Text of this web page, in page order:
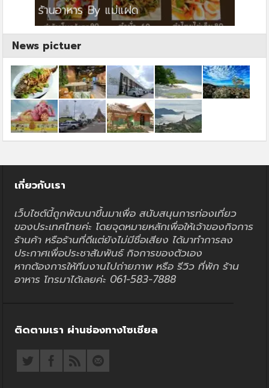
ร้านอาหาร By แม่แฝด
News pictuer
เกี่ยวกับเรา
เว็บไซต์นี้ถูกพัฒนาขึ้นมาเพื่อ สนับสนุนการท่องเที่ยว
ของประเทศไทยค่ะ โดยจุดหมายหลักเพื่อให้เจ้าของกิจการ
ร้านค้า หรือร้านที่ดีแต่ยังไม่มีชื่อเสียง ได้มาทำการลง
ประกาศเพื่อประชาสัมพันธ์ กิจการของตัวเอง
หากต้องการให้ทีมงานไปถ่ายภาพ หรือ รีวิว ที่พัก ร้าน
อาหาร โทรมาได้เลยค่ะ 061-583-7888
ติดตามเรา ผ่านช่องทางโซเชียล